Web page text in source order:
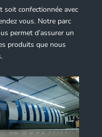
soit confectionnée avec
vous. Notre parc
permet d’assurer un
produits que nous